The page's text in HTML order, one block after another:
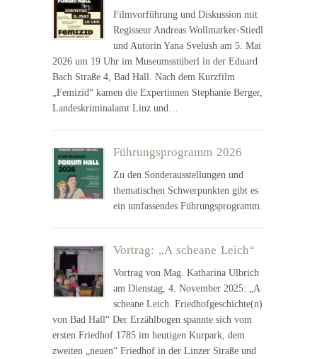
Filmvorführung und Diskussion mit
Regisseur Andreas Wollmarker-Stiedl
und Autorin Yana Svelush am 5. Mai
2026 um 19 Uhr im Museumsstüberl in der Eduard
Bach Straße 4, Bad Hall. Nach dem Kurzfilm
„Femizid“ kamen die Expertinnen Stephanie Berger,
Landeskriminalamt Linz und…
Führungsprogramm 2026
Zu den Sonderausstellungen und
thematischen Schwerpunkten gibt es
ein umfassendes Führungsprogramm.
Vortrag: „A scheane Leich“
Vortrag von Mag. Katharina Ulbrich
am Dienstag, 4. November 2025: „A
scheane Leich. Friedhofgeschichte(n)
von Bad Hall“ Der Erzählbogen spannte sich vom
ersten Friedhof 1785 im heutigen Kurpark, dem
zweiten „neuen“ Friedhof in der Linzer Straße und